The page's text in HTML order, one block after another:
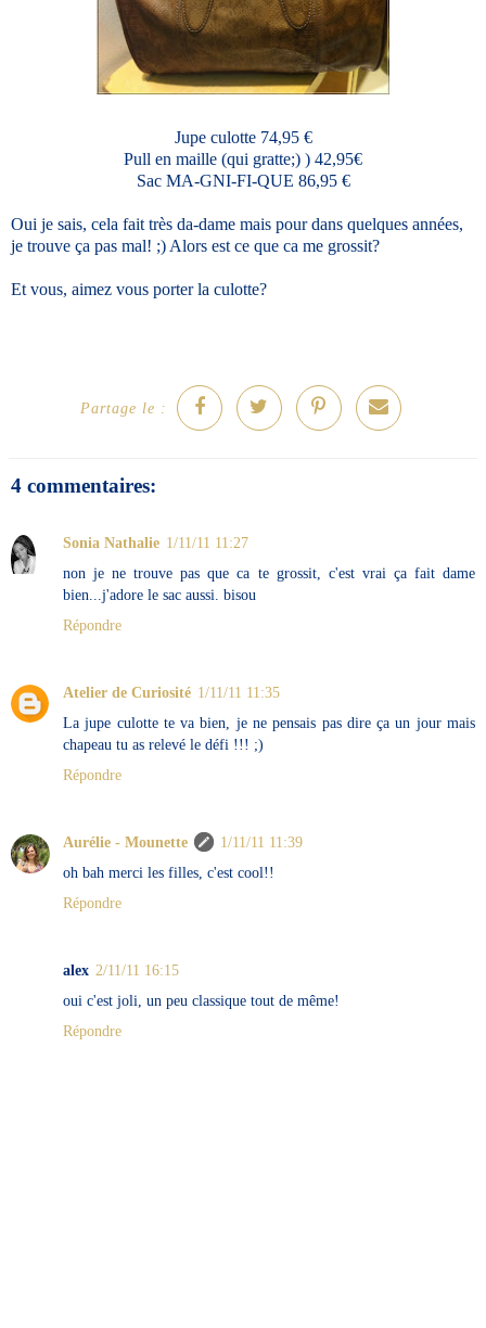
Jupe culotte 74,95 €
Pull en maille (qui gratte;) ) 42,95€
Sac MA-GNI-FI-QUE 86,95 €
Oui je sais, cela fait très da-dame mais pour dans quelques années,
je trouve ça pas mal! ;) Alors est ce que ca me grossit?
Et vous, aimez vous porter la culotte?
Partage le :
4 commentaires:
Sonia Nathalie 1/11/11 11:27
non je ne trouve pas que ca te grossit, c'est vrai ça fait dame
bien...j'adore le sac aussi. bisou
Répondre
Atelier de Curiosité 1/11/11 11:35
La jupe culotte te va bien, je ne pensais pas dire ça un jour mais
chapeau tu as relevé le défi !!! ;)
Répondre
Aurélie - Mounette
1/11/11 11:39
oh bah merci les filles, c'est cool!!
Répondre
alex 2/11/11 16:15
oui c'est joli, un peu classique tout de même!
Répondre